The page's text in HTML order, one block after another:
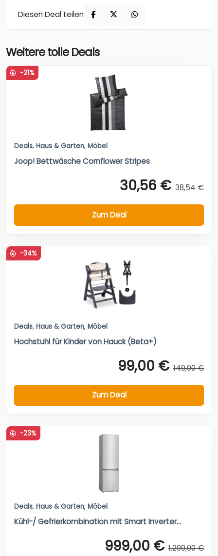
Diesen Deal teilen
Weitere tolle Deals
-21%
Deals, Haus & Garten, Möbel
Joop! Bettwäsche Cornflower Stripes
30,56 € 38,54 €
Zum Deal
-34%
Deals, Haus & Garten, Möbel
Hochstuhl für Kinder von Hauck (Beta+)
99,00 € 149,90 €
Zum Deal
-23%
Deals, Haus & Garten, Möbel
Kühl-/ Gefrierkombination mit Smart Inverter...
999,00 € 1.299,00 €